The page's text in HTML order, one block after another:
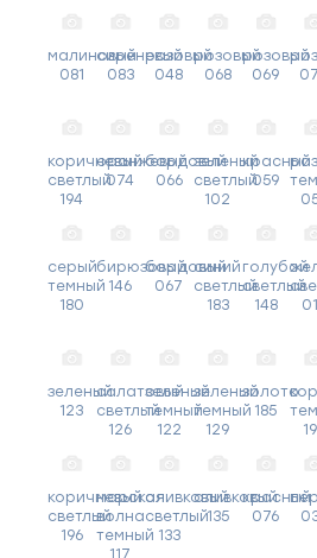
малиновый
081
сиреневый
083
розовый
048
розовый
068
розовый
069
коричневый
светлый
194
оранжевый
074
бордовый
066
зеленый
светлый
102
красный
059
серый
темный
180
бирюзовый
146
бордовый
067
синий
светлый
183
голубой
светлый
148
зеленый
123
салатовый
светлый
126
зеленый
темный
122
зеленый
темный
129
золото
185
коричневый
светлый
196
морская
волна
темный
117
оливковый
светлый
133
оливковый
135
красный
076